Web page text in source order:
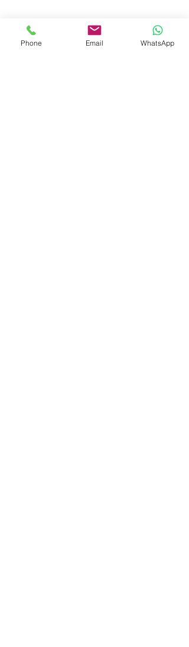
Phone Email WhatsApp